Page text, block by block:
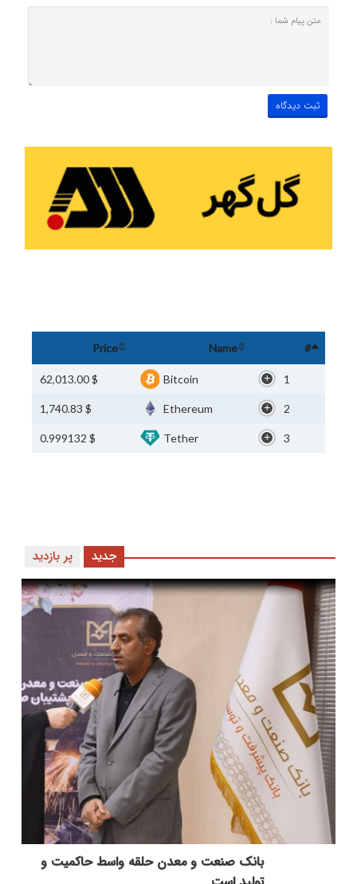
#
Name
Price
1
Bitcoin
$ 62,013.00
2
Ethereum
$ 1,740.83
3
Tether
$ 0.999132
پر بازدید جدید
بانك صنعت و معدن حلقه واسط حاكمیت و